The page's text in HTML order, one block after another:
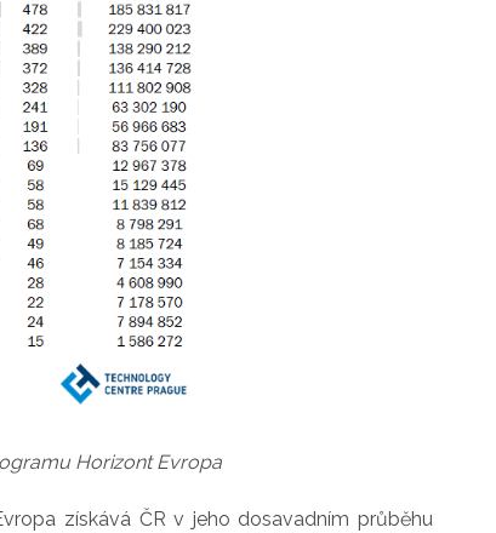
Horizont Evropa
získává ČR v jeho dosavadním průběhu